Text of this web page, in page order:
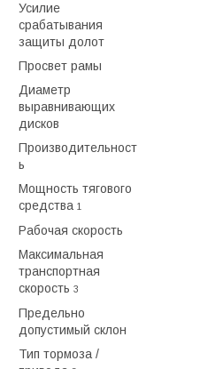
Усилие
срабатывания
защиты долот
Просвет рамы
Диаметр
выравнивающих
дисков
Производительност
ь
Мощность тягового
средства 1
Рабочая скорость
Максимальная
транспортная
скорость 3
Предельно
допустимый склон
Тип тормоза /